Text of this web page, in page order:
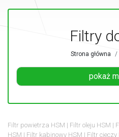
Filtry
Strona główna
pokaż
Filtr powietrza HSM Filtr oleju HSM
HSM
Filtr kabinowy HSM Filtr cieczy